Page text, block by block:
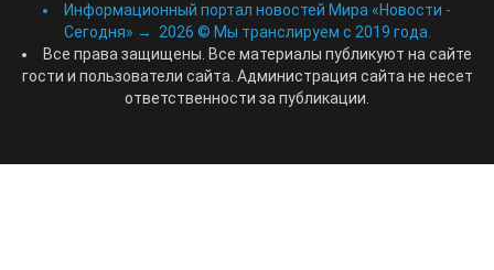
Информационный портал новостей Мира «Новости -
Сегодня» → 2026 © Мы транслируем с 2019 года.
Все права защищены. Все материалы публикуют на сайте
гости и пользователи сайта. Администрация сайта не несет
ответственности за публикации.